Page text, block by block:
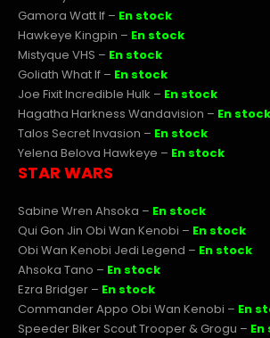
Gamora Watt If – En stock
Hawkeye Kingpin – En stock
Mistyque VHS – En stock
Goliath What If – En stock
Joe Fixit Incredible Hulk – En stock
Hagatha Harkness Wandavision – En stock
Talos Secret Invasion – En stock
Yelena Belova Hawkeye – En stock
STAR WARS
Sabine Wren Ahsoka – En stock
Qui Gon Jin Obi Wan Kenobi – En stock
Obi Wan Kenobi Jedi Legend – En stock
Ahsoka Tano – En stock
Ezra Bridger – En stock
Commander Appo Obi Wan Kenobi – En
Speeder Biker Scout Trooper & Grogu –